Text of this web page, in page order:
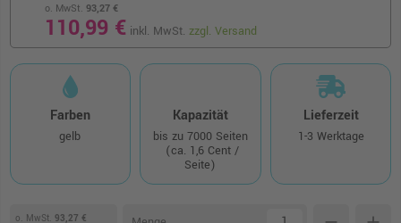
o. MwSt.93,27 €
110,99 € inkl. MwSt.zzgl. Versand
Farben
gelb
Kapazität
bis zu 7000 Seiten
(ca. 1,6 Cent /
Seite)
Lieferzeit
1-3 Werktage
o. MwSt. 93,27 €